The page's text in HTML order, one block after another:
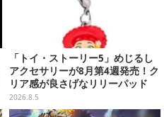
「トイ・ストーリー5」めじるし
アクセサリーが8月第4週発売！ク
リア感が良さげなリリーパッド
や、ジェシーなど全5種ラインナ
ップ
2026.8.5